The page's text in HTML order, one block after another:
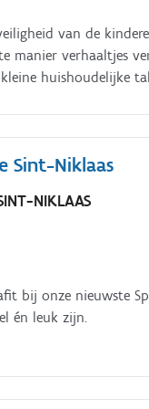
van de
manier verhaaltjes
huishoudelijke
Sint-Niklaas
NIKLAAS
bij onze nieuwste
én leuk zijn.